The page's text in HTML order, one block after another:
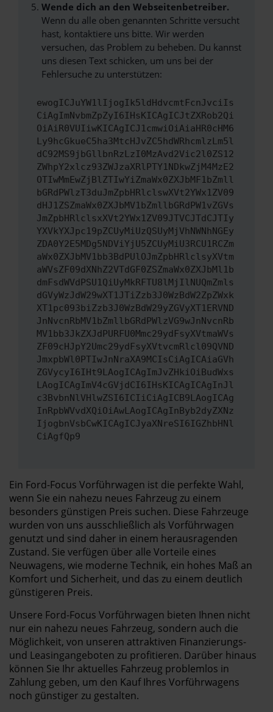
Wende dich an den Webseitenbetreiber.
Wenn du alle oben genannten Schritte versucht
hast, kontaktiere uns bitte. Wir werden
versuchen, das Problem zu beheben. Du kannst
uns diesen Text schicken, um uns bei der
Fehlersuche zu unterstützen:
ewogICJuYW1lIjogIk5ldHdvcmtFcnJvciIs
CiAgImNvbmZpZyI6IHsKICAgICJtZXRob2Qi
OiAiR0VUIiwKICAgICJ1cmwiOiAiaHR0cHM6
Ly9hcGkueC5ha3MtcHJvZC5hdWRhcmlzLm5l
dC92MS9jbGllbnRzLzI0MzAvd2Vic2l0ZS12
ZWhpY2xlcz93ZWJzaXRlPTY1NDkwZjM4MzE2
OTIwMmEwZjBlZTIwYiZmaWx0ZXJbMF1bZmll
bGRdPWlzT3duJmZpbHRlclswXVt2YWx1ZV09
dHJ1ZSZmaWx0ZXJbMV1bZmllbGRdPW1vZGVs
JmZpbHRlclsxXVt2YWx1ZV09JTVCJTdCJTIy
YXVkYXJpc19pZCUyMiUzQSUyMjVhNWNhNGEy
ZDA0Y2E5MDg5NDViYjU5ZCUyMiU3RCU1RCZm
aWx0ZXJbMV1bb3BdPUlOJmZpbHRlclsyXVtm
aWVsZF09dXNhZ2VTdGF0ZSZmaWx0ZXJbMl1b
dmFsdWVdPSU1QiUyMkRFTU8lMjIlNUQmZmls
dGVyWzJdW29wXT1JTiZzb3J0WzBdW2ZpZWxk
XT1pc093biZzb3J0WzBdW29yZGVyXT1ERVND
JnNvcnRbMV1bZmllbGRdPWlzVG9wJnNvcnRb
MV1bb3JkZXJdPURFU0Mmc29ydFsyXVtmaWVs
ZF09cHJpY2Umc29ydFsyXVtvcmRlcl09QVND
JmxpbWl0PTIwJnNraXA9MCIsCiAgICAiaGVh
ZGVycyI6IHt9LAogICAgImJvZHkiOiBudWxs
LAogICAgImV4cGVjdCI6IHsKICAgICAgInJl
c3BvbnNlVHlwZSI6ICIiCiAgICB9LAogICAg
InRpbWVvdXQiOiAwLAogICAgInByb2dyZXNz
IjogbnVsbCwKICAgICJyaXNreSI6IGZhbHNl
CiAgfQp9
Ein Ford-Focus Vorführwagen ist die perfekte Wahl,
wenn Sie ein nahezu neues Fahrzeug zu einem
besonders günstigen Preis suchen. Diese Fahrzeuge
wurden von uns ausschließlich als Vorführwagen
genutzt und sind daher in einem herausragenden
Zustand. Sie verfügen über alle Vorteile eines
Neuwagens, wie moderne Technik, ein hohes Maß an
Komfort und Sicherheit, und das zu einem deutlich
günstigeren Preis.
Unsere Ford-Focus Vorführwagen bieten Ihnen nicht
nur ein nahezu neues Fahrzeug, sondern auch die
Möglichkeit, von unseren attraktiven Finanzierungs-
und Leasingangeboten zu profitieren. Darüber hinaus
können Sie Ihr aktuelles Fahrzeug problemlos in
Zahlung geben, um den Kauf Ihres Vorführwagens
noch günstiger zu gestalten.